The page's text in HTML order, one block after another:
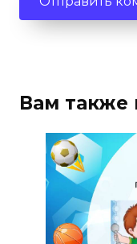
Вам также